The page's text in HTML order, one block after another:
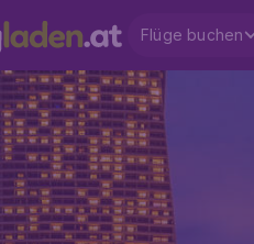
Flüge buchen